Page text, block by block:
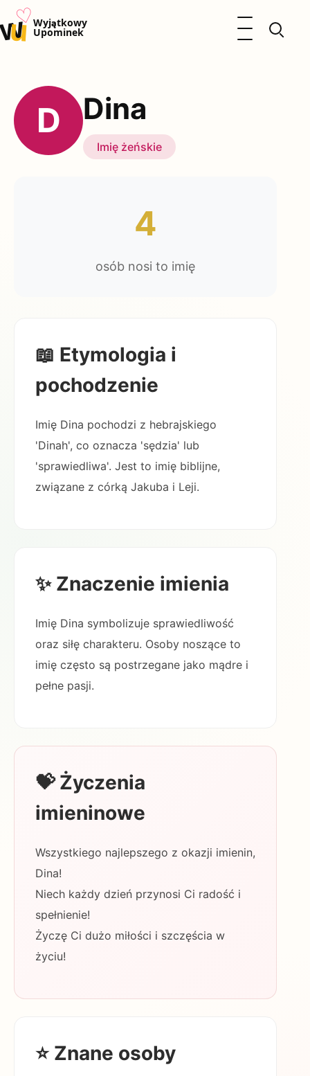
u♡Wyjątkowy
Upominek
Otwórz menu
Kalendarz Imienin
Kobieta
Okazje
Katalog prezentów
D Dina
Imię żeńskie
4
osób nosi to imię
📖 Etymologia i
pochodzenie
Imię Dina pochodzi z hebrajskiego
'Dinah', co oznacza 'sędzia' lub
'sprawiedliwa'. Jest to imię biblijne,
związane z córką Jakuba i Leji.
✨ Znaczenie imienia
Imię Dina symbolizuje sprawiedliwość
oraz siłę charakteru. Osoby noszące to
imię często są postrzegane jako mądre i
pełne pasji.
💝 Życzenia
imieninowe
Wszystkiego najlepszego z okazji imienin,
Dina!
Niech każdy dzień przynosi Ci radość i
spełnienie!
Życzę Ci dużo miłości i szczęścia w
życiu!
⭐ Znane osoby